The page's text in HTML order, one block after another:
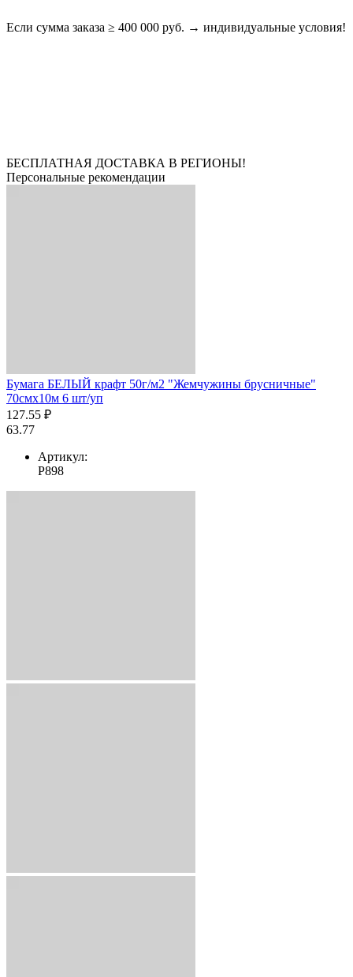
Если сумма заказа ≥ 400 000 руб. → индивидуальные условия!
БЕСПЛАТНАЯ ДОСТАВКА В РЕГИОНЫ!
Персональные рекомендации
Бумага БЕЛЫЙ крафт 50г/м2 "Жемчужины брусничные"
70смх10м 6 шт/уп
127.55 ₽
63.77
Артикул:
Р898